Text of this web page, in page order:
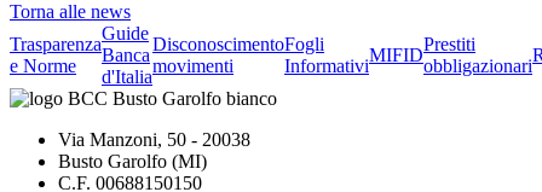
Torna alle news
Trasparenza
e Norme
Guide
Banca
d'Italia
Disconoscimento
movimenti
Fogli
Informativi
MIFID
Prestiti
obbligazionari
Via Manzoni, 50 - 20038
Busto Garolfo (MI)
C.F. 00688150150